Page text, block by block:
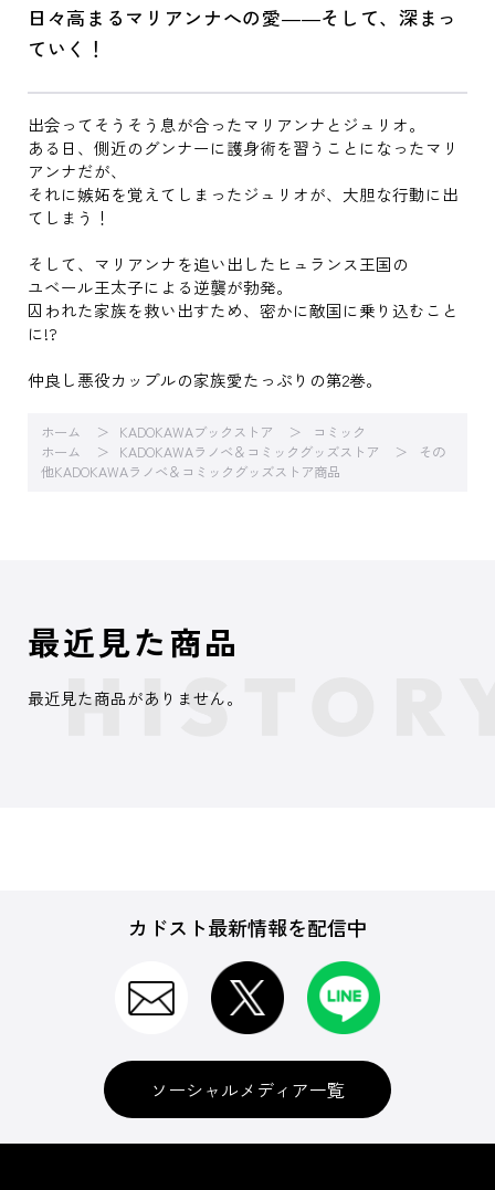
日々高まるマリアンナへの愛――そして、深まっ
ていく！
出会ってそうそう息が合ったマリアンナとジュリオ。
ある日、側近のグンナーに護身術を習うことになったマリ
アンナだが、
それに嫉妬を覚えてしまったジュリオが、大胆な行動に出
てしまう！
そして、マリアンナを追い出したヒュランス王国の
ユベール王太子による逆襲が勃発。
囚われた家族を救い出すため、密かに敵国に乗り込むこと
に!?
仲良し悪役カップルの家族愛たっぷりの第2巻。
ホーム KADOKAWAブックストア
コミック
ホーム
KADOKAWAラノベ＆コミックグッズストア
その
他KADOKAWAラノベ＆コミックグッズストア商品
最近見た商品
最近見た商品がありません。
カドスト最新情報を配信中
ソーシャルメディア一覧